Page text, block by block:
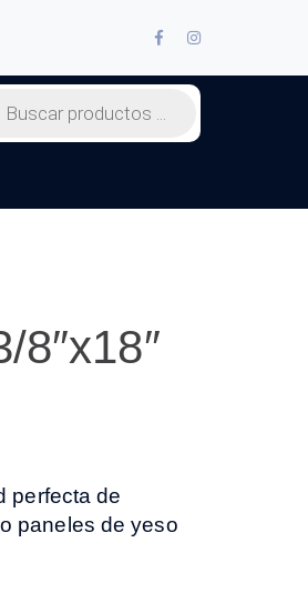
FacebookInstagram
8″x18″
perfecta de
paneles de yeso